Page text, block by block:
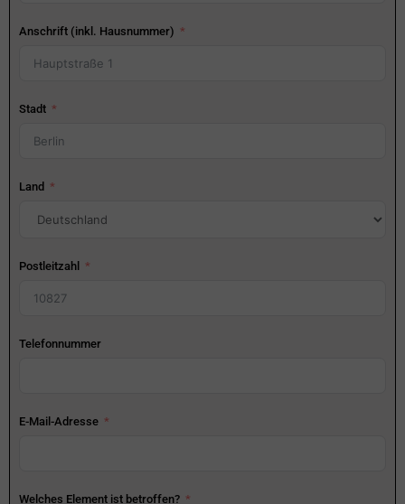
Anschrift (inkl. Hausnummer)
Stadt
Land
Postleitzahl
Telefonnummer
E-Mail-Adresse
Welches Element ist betroffen?